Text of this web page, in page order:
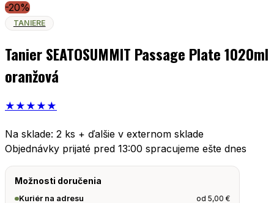
-20%
TANIERE
Tanier SEATOSUMMIT Passage Plate 1020ml
oranžová
★ ★ ★ ★ ★
Na sklade: 2 ks + ďalšie v externom sklade
Objednávky prijaté pred 13:00 spracujeme ešte dnes
Možnosti doručenia
Kuriér na adresu od5,00€